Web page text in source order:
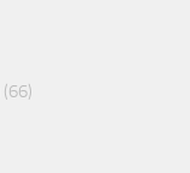
(66)